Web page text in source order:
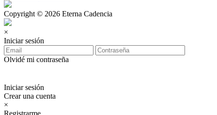
Copyright © 2026 Eterna Cadencia
×
Iniciar sesión
Olvidé mi contraseña
Iniciar sesión
Crear una cuenta
×
Registrarme